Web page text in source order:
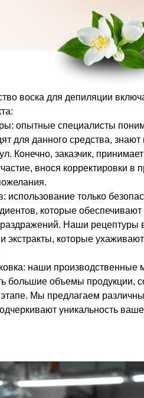
воска для депиляции
опытные специалисты
для данного средства, знают
Конечно, заказчик,
внося корректировки в
использование только
которые обеспечивают
Наши рецептуры
экстракты, которые
наши производственные
большие объемы продукции,
Мы предлагаем
уникальность